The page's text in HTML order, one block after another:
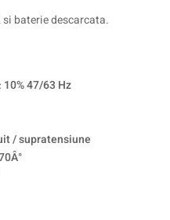
si baterie descarcata.
47/63 Hz
/ supratensiune